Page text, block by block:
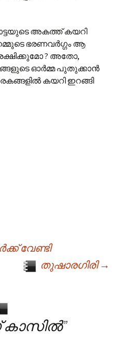
അകത്ത് കയറി
ഭരണവര്‍ഗ്ഗം ആ
? അതോ,
ഓര്‍മ്മ പുതുക്കാന്‍
കയറി ഇറങ്ങി
വേണ്ടി
തുഷാരഗിരി→
”